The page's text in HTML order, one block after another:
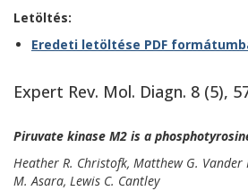
Letöltés:
Eredeti letöltése PDF
Expert Rev. Mol. Diagn. 8 (5),
Piruvate kinase M2 is a
Heather R. Christofk, Matthew G. Vander
M. Asara, Lewis C. Cantley